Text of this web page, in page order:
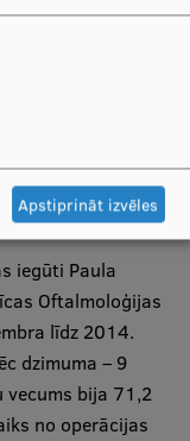
(p), kura
mazāka par
iegūti Paula
Oftalmoloģijas
līdz 2014.
dzimuma – 9
vecums bija 71,2
no operācijas
Apstiprināt izvēles